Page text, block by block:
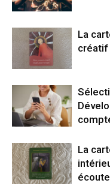
La
créatif
La